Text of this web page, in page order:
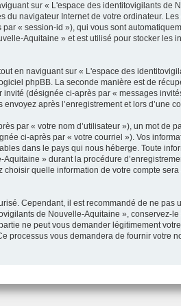
sur « L'espace des identitovigilants
navigateur Internet de votre ordinateur.
« session-id »), qui vous sont
Aquitaine » et est utilisé pour stocker les
en naviguant sur « L'espace des
phpBB. La seconde manière est de
(désignée ci-après par « messages
après l’enregistrement et lors d’une
par « votre nom d’utilisateur »), un mot
ci-après par « votre courriel »). Vos
dans le pays qui nous héberge. Toute
» durant la procédure
quelle information de votre compte
Cependant, il est recommandé de ne
de Nouvelle-Aquitaine »,
ne peut vous demander légitimement
processus vous demandera de fournir votre